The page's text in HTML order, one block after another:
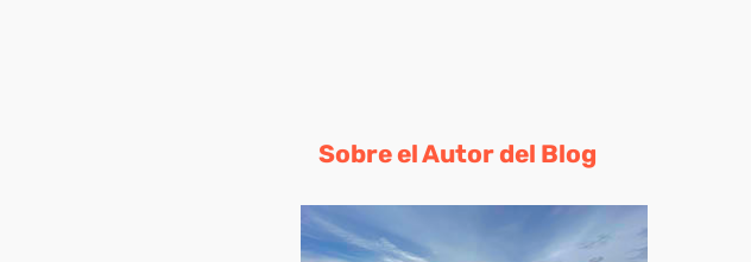
Sobre el Autor del Blog